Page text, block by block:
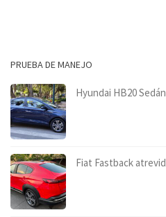
PRUEBA DE MANEJO
Hyundai HB20
Fiat Fastback